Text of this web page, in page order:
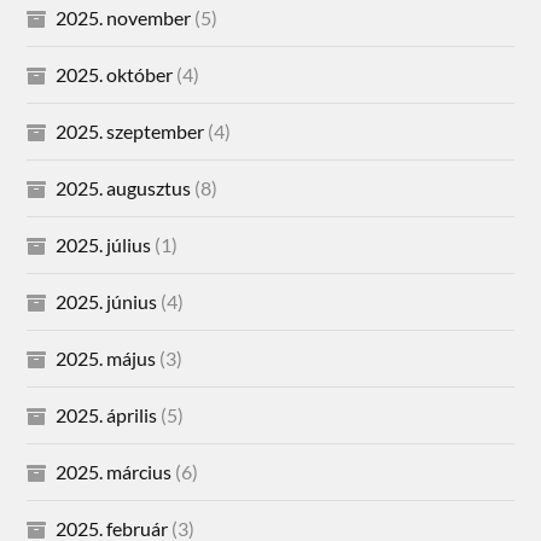
2025. november (5)
2025. október (4)
2025. szeptember (4)
2025. augusztus (8)
2025. július (1)
2025. június (4)
2025. május (3)
2025. április (5)
2025. március (6)
2025. február (3)